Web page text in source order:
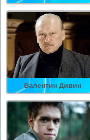
Валентин Дивин